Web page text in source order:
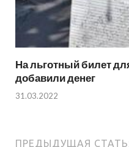
На льготный билет
добавили денег
31.03.2022
ПРЕДЫДУЩАЯ